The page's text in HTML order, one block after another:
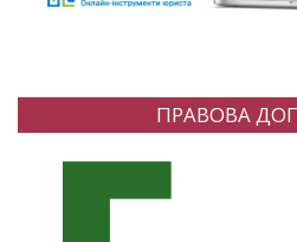
ПРАВОВА